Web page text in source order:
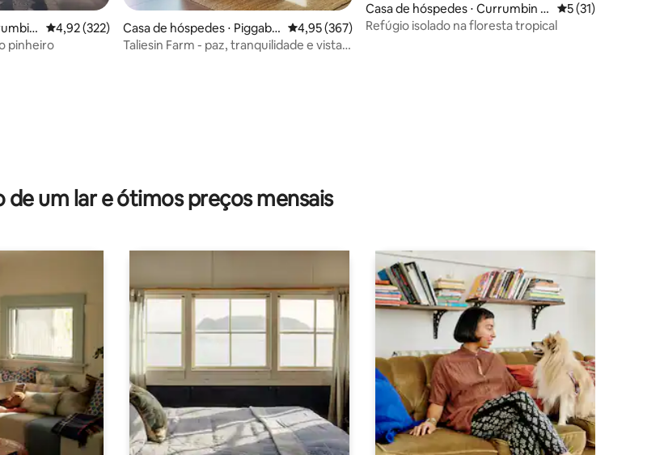
avaliações
4,92 de uma avaliação média de 5, 322 avaliações
4,92 (322)
pinheiro
Casa de hóspedes ⋅ Piggabe
en
4,95 de uma avaliação média de 5, 367 avaliações
4,95 (367)
Taliesin Farm - paz, tranquilidade e vistas
Casa de hóspedes ⋅ Currumbin V
alley
5 de uma
5 (31)
Refúgio isolado na floresta tropical
um lar e ótimos preços mensais